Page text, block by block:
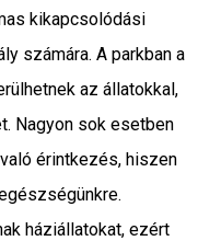
kikapcsolódási
számára. A parkban a
az állatokkal,
Nagyon sok esetben
érintkezés, hiszen
háziállatokat, ezért